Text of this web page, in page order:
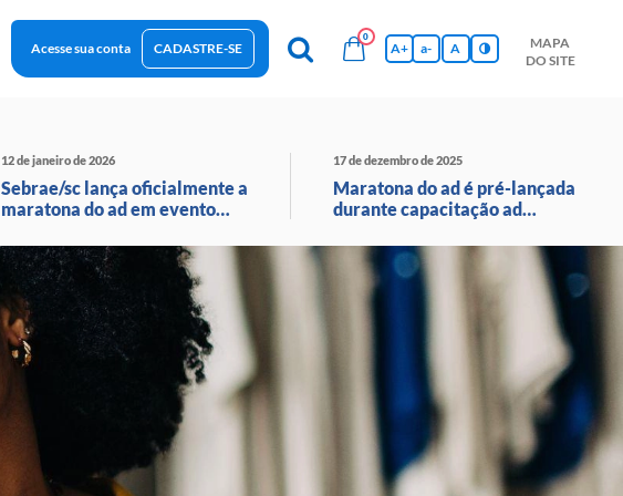
Acesse sua conta CADASTRE-SE
0
A+ a- A
MAPA
DO SITE
12 de janeiro de 2026
Sebrae/sc lança oficialmente a
maratona do ad em evento
17 de dezembro de 2025
Maratona do ad é pré-lançada
durante capacitação ad